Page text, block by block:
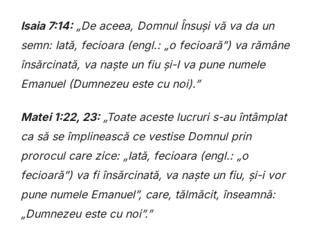
Isaia 7:14:„De aceea, Domnul Însuși vă va da un
semn: Iată, fecioara (engl.: „o fecioară”) va rămâne
însărcinată, va naște un fiu și-I va pune numele
Emanuel (Dumnezeu este cu noi).”
Matei 1:22, 23:„Toate aceste lucruri s-au întâmplat
ca să se împlinească ce vestise Domnul prin
prorocul care zice: „Iată, fecioara (engl.: „o
fecioară”) va fi însărcinată, va naște un fiu, și-i vor
pune numele Emanuel”, care, tălmăcit, înseamnă:
„Dumnezeu este cu noi”.”